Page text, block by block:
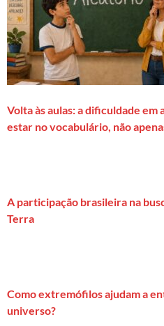
Volta às aulas: a dificuldade
estar no vocabulário, não
A participação brasileira na
Terra
Como extremófilos ajudam a
universo?